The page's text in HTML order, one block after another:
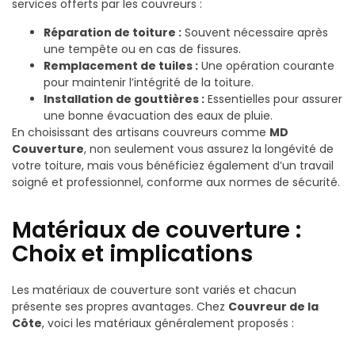
services offerts par les couvreurs :
Réparation de toiture : Souvent nécessaire après
une tempête ou en cas de fissures.
Remplacement de tuiles : Une opération courante
pour maintenir l’intégrité de la toiture.
Installation de gouttières : Essentielles pour assurer
une bonne évacuation des eaux de pluie.
En choisissant des artisans couvreurs comme MD
Couverture, non seulement vous assurez la longévité de
votre toiture, mais vous bénéficiez également d’un travail
soigné et professionnel, conforme aux normes de sécurité.
Matériaux de couverture :
Choix et implications
Les matériaux de couverture sont variés et chacun
présente ses propres avantages. Chez Couvreur de la
Côte, voici les matériaux généralement proposés :